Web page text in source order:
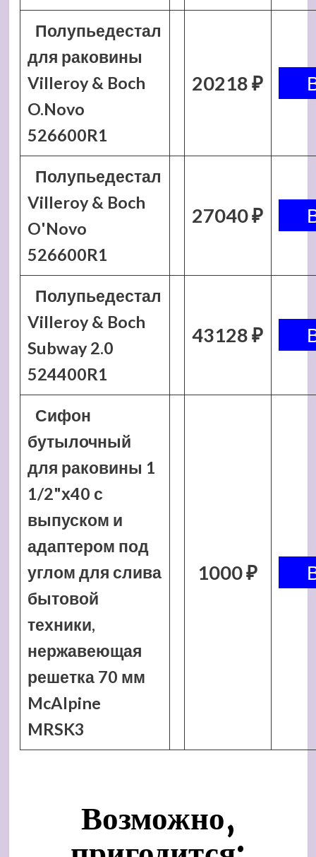
Полупьедестал
для раковины
Villeroy & Boch
O.Novo
526600R1
20218 ₽
Полупьедестал
Villeroy & Boch
O'Novo
526600R1
27040 ₽
Полупьедестал
Villeroy & Boch
Subway 2.0
524400R1
43128 ₽
Сифон
бутылочный
для раковины 1
1/2"х40 с
выпуском и
адаптером под
углом для слива
бытовой
техники,
нержавеющая
решетка 70 мм
McAlpine
MRSK3
1000 ₽
Возможно,